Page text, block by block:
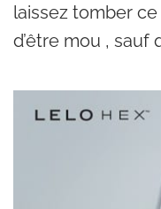
laissez tomber ce
d’être mou , sauf